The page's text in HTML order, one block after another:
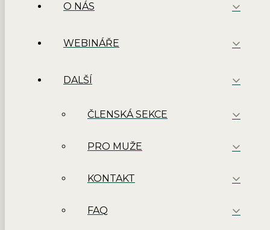
O NÁS
WEBINÁŘE
DALŠÍ
ČLENSKÁ SEKCE
PRO MUŽE
KONTAKT
FAQ